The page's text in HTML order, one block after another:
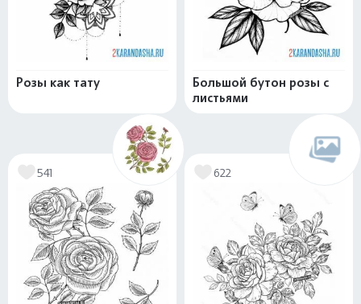
Розы как тату
Большой бутон розы с
листьями
541 622